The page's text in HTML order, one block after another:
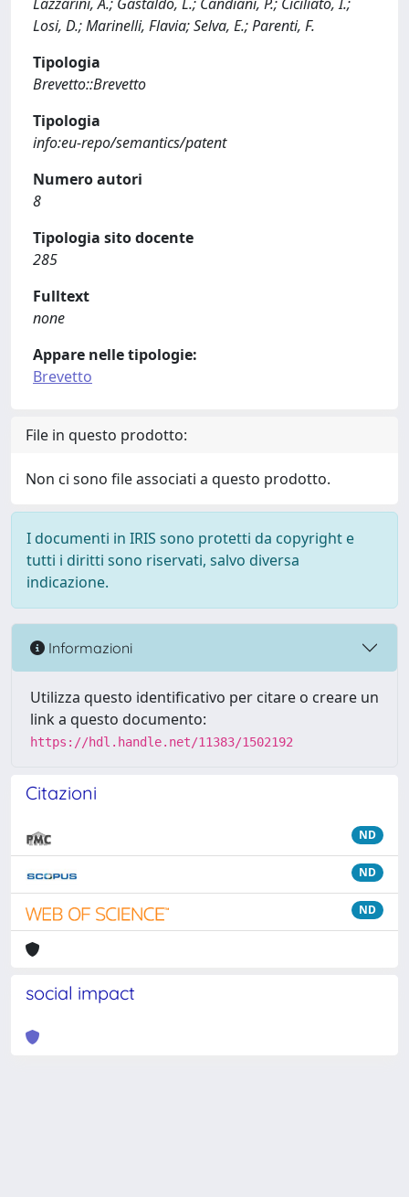
Losi, D.; Marinelli, Flavia; Selva, E.; Parenti, F.
Tipologia
Brevetto::Brevetto
Tipologia
info:eu-repo/semantics/patent
Numero autori
8
Tipologia sito docente
285
Fulltext
none
Appare nelle tipologie:
Brevetto
File in questo prodotto:
Non ci sono file associati a questo prodotto.
I documenti in IRIS sono protetti da copyright e
tutti i diritti sono riservati, salvo diversa
indicazione.
Informazioni
Utilizza questo identificativo per citare o creare un
link a questo documento:
https://hdl.handle.net/11383/1502192
Citazioni
ND
ND
ND
social impact